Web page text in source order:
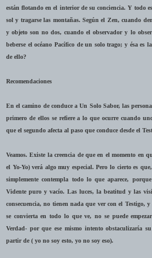
están flotando en el interior de su conciencia. Y todo
sol y tragarse las montañas. Según el Zen, cuando
y objeto son no dos, cuando el observador y lo
beberse el océano Pacífico de un solo trago; y ésa es
de ello?
Recomendaciones
En el camino de conduce a Un Solo Sabor, las
primero de ellos se refiere a lo que ocurre cuando
que el segundo afecta al paso que conduce desde el
Veamos. Existe la creencia de que en el momento en
el Yo-Yo) verá algo muy especial. Pero lo cierto es
simplemente contempla todo lo que aparece,
Vidente puro y vacío. Las luces, la beatitud y las
consecuencia, no tienen nada que ver con el Testigo,
se convierta en todo lo que ve, no se puede
Verdad- por que ese mismo intento obstaculizaría
partir de ( yo no soy esto, yo no soy eso).